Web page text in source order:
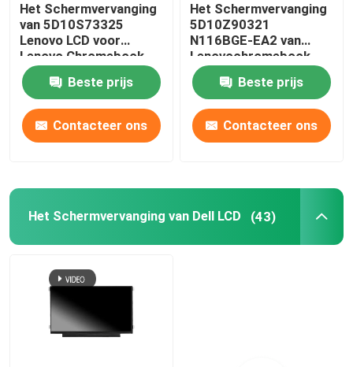
Het Scherm van AIO LCD
De Spaander van geïntegreerde schakelingen
Laptop de Dekking van Palmrest
Laptop Toetsenbordvervanging
Laptop Batterijvervanging
Laptop Vervangingsdelen
Het Schermvervanging
van 5D10S73325
Lenovo LCD voor
Lenovo Chromebook
C330 B116XAB01
Beste prijs
Contacteer ons
Het Schermvervanging
5D10Z90321
N116BGE-EA2 van
Lenovochromebook
100E Gen3 AMD LCD
Beste prijs
Contacteer ons
Het Schermvervanging van Dell LCD (43)